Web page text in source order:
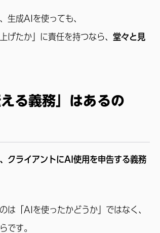
成AIを使っても、
げたか」に責任を持つなら、堂々と見
る義務」はあるの
クライアントにAI使用を申告する義務
は「AIを使ったかどうか」ではなく、
です。